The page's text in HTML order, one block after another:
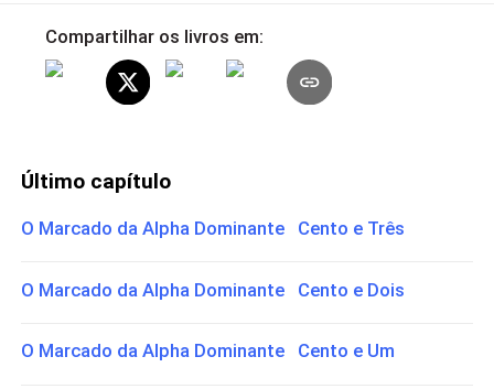
Compartilhar os livros em:
Último capítulo
O Marcado da Alpha Dominante Cento e Três
O Marcado da Alpha Dominante Cento e Dois
O Marcado da Alpha Dominante Cento e Um